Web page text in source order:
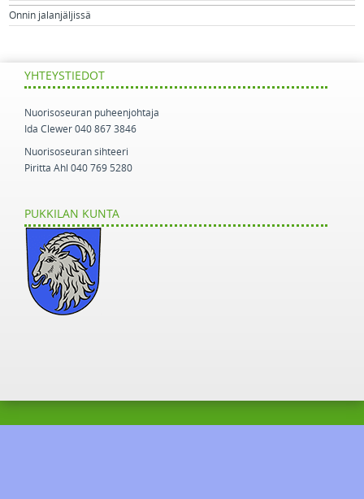
Onnin jalanjäljissä
YHTEYSTIEDOT
Nuorisoseuran puheenjohtaja
Ida Clewer 040 867 3846
Nuorisoseuran sihteeri
Piritta Ahl 040 769 5280
PUKKILAN KUNTA